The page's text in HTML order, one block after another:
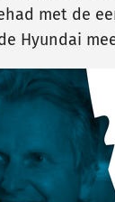
met de
Hyundai